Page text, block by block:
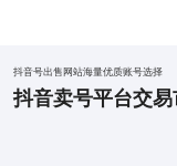
抖音号出售网站海量优质账号选择
抖音卖号平台交易